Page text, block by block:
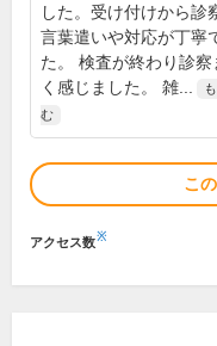
した。受け付けから診
言葉遣いや対応が丁寧
た。 検査が終わり診察
く感じました。 雑...
む
こ
アクセス数※